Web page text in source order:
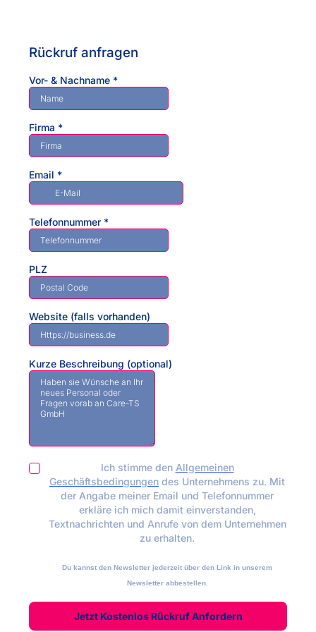
Rückruf anfragen
Vor- & Nachname *
Firma *
Email *
Telefonnummer *
PLZ
Website (falls vorhanden)
Kurze Beschreibung (optional)
Ich stimme den Allgemeinen
Geschäftsbedingungen des Unternehmens zu. Mit
der Angabe meiner Email und Telefonnummer
erkläre ich mich damit einverstanden,
Textnachrichten und Anrufe von dem Unternehmen
zu erhalten.
Du kannst den Newsletter jederzeit über den Link in unserem
Newsletter abbestellen.
Jetzt Kostenlos Rückruf Anfordern